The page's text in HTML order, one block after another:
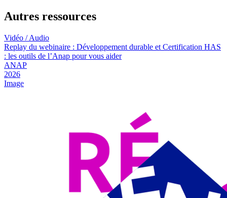
Autres ressources
Vidéo / Audio
Replay du webinaire : Développement durable et Certification HAS
: les outils de l’Anap pour vous aider
ANAP
2026
Image